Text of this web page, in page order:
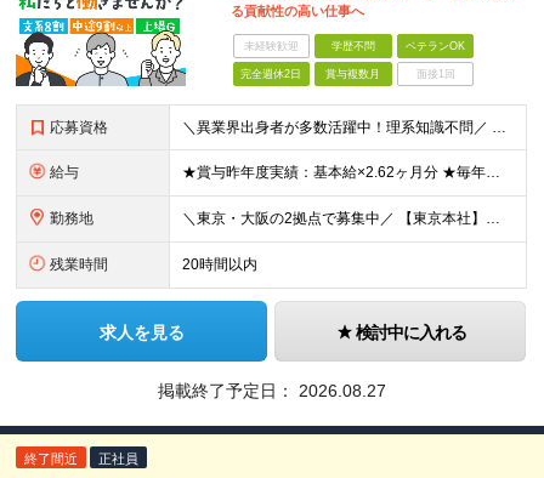
る貢献性の高い仕事へ
未経験歓迎 学歴不問 ベテランOK
完全週休2日 賞与複数月 面接1回
応募資格 ＼異業界出身者が多数活躍中！理系知識不問／ ■法人営業（BtoB）の経験をお持ちの方 ■普通自動車免許（AT限定可）をお持ちの方※入社までの取得可 ※学歴不問 ～求める人物像について～ ・明るく礼儀
給与 ★賞与昨年度実績：基本給×2.62ヶ月分 ★毎年必ず昇給する経験給制度あり！ ■月給：23万5000円〜45万円＋賞与年2回 ※経験・スキルを考慮し、当社規定の「バンド（等級）」に合わせて決定します
勤務地 ＼東京・大阪の2拠点で募集中／ 【東京本社】東京都江東区亀戸1-28-6 【大阪支店】大阪府大阪市東淀川区東中島1-13-25 ※ご希望の勤務地を考慮します。当面転勤は想定していません。 ご本人の希
残業時間 20時間以内
求人を見る 検討中に入れる
掲載終了予定日： 2026.08.27
終了間近 正社員